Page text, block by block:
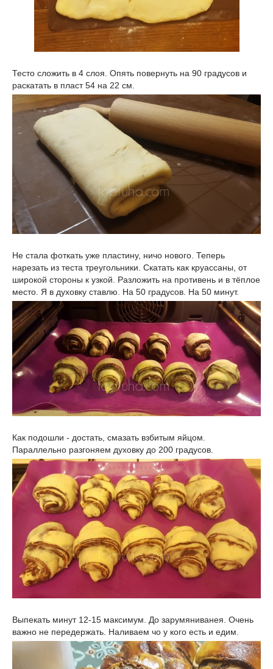
Тесто сложить в 4 слоя. Опять повернуть на 90 градусов и
раскатать в пласт 54 на 22 см.
Не стала фоткать уже пластину, ничо нового. Теперь
нарезать из теста треугольники. Скатать как круассаны, от
широкой стороны к узкой. Разложить на противень и в тёплое
место. Я в духовку ставлю. На 50 градусов. На 50 минут.
Как подошли - достать, смазать взбитым яйцом.
Параллельно разгоняем духовку до 200 градусов.
Выпекать минут 12-15 максимум. До зарумяниванея. Очень
важно не передержать. Наливаем чо у кого есть и едим.